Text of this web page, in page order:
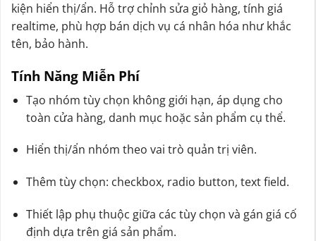
kiện hiển thị/ẩn. Hỗ trợ chỉnh sửa giỏ hàng, tính giá
realtime, phù hợp bán dịch vụ cá nhân hóa như khắc
tên, bảo hành.
Tính Năng Miễn Phí
Tạo nhóm tùy chọn không giới hạn, áp dụng cho
toàn cửa hàng, danh mục hoặc sản phẩm cụ thể.
Hiển thị/ẩn nhóm theo vai trò quản trị viên.
Thêm tùy chọn: checkbox, radio button, text field.
Thiết lập phụ thuộc giữa các tùy chọn và gán giá cố
định dựa trên giá sản phẩm.